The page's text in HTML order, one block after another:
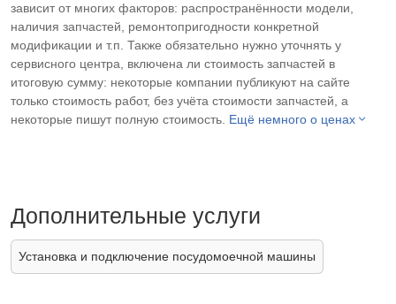
зависит от многих факторов: распространённости модели,
наличия запчастей, ремонтопригодности конкретной
модификации и т.п. Также обязательно нужно уточнять у
сервисного центра, включена ли стоимость запчастей в
итоговую сумму: некоторые компании публикуют на сайте
только стоимость работ, без учёта стоимости запчастей, а
некоторые пишут полную стоимость. Ещё немного о ценах
Дополнительные услуги
Установка и подключение посудомоечной машины